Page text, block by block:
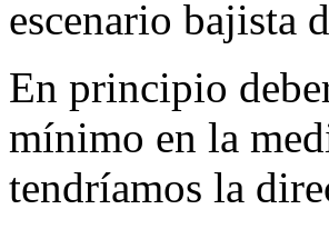
escenario bajista
En principio
mínimo en la
tendríamos la